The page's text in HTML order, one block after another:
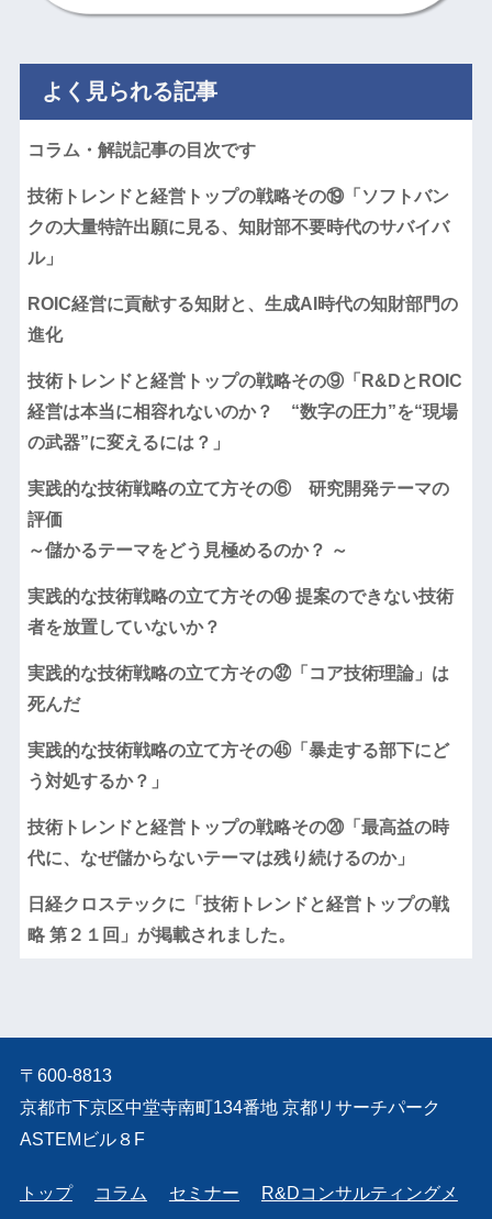
よく見られる記事
コラム・解説記事の目次です
技術トレンドと経営トップの戦略その⑲「ソフトバン
クの大量特許出願に見る、知財部不要時代のサバイバ
ル」
ROIC経営に貢献する知財と、生成AI時代の知財部門の
進化
技術トレンドと経営トップの戦略その⑨「R&DとROIC
経営は本当に相容れないのか？ “数字の圧力”を“現場
の武器”に変えるには？」
実践的な技術戦略の立て方その⑥ 研究開発テーマの
評価
～儲かるテーマをどう見極めるのか？ ～
実践的な技術戦略の立て方その⑭ 提案のできない技術
者を放置していないか？
実践的な技術戦略の立て方その㉜「コア技術理論」は
死んだ
実践的な技術戦略の立て方その㊺「暴走する部下にど
う対処するか？」
技術トレンドと経営トップの戦略その⑳「最高益の時
代に、なぜ儲からないテーマは残り続けるのか」
日経クロステックに「技術トレンドと経営トップの戦
略 第２１回」が掲載されました。
〒600-8813
京都市下京区中堂寺南町134番地 京都リサーチパーク
ASTEMビル８F
トップ コラム セミナー
R&Dコンサルティングメ